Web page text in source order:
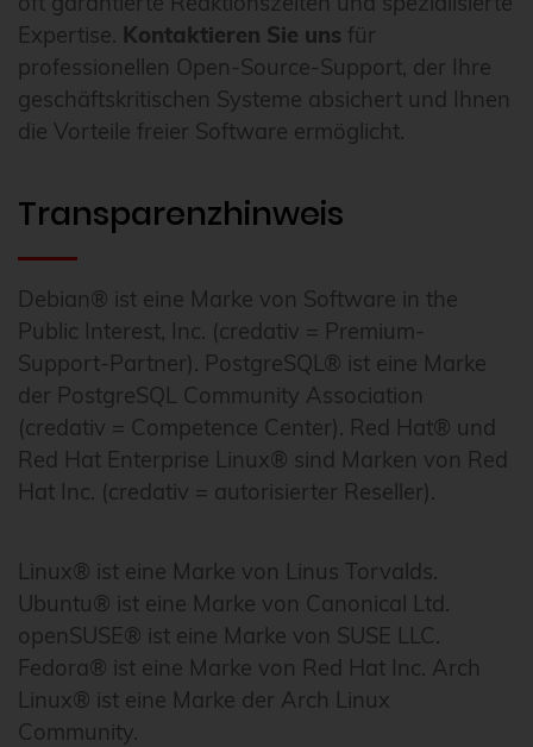
Expertise. Kontaktieren Sie uns für
professionellen Open-Source-Support, der Ihre
geschäftskritischen Systeme absichert und Ihnen
die Vorteile freier Software ermöglicht.
Transparenzhinweis
Debian® ist eine Marke von Software in the
Public Interest, Inc. (credativ = Premium-
Support-Partner). PostgreSQL® ist eine Marke
der PostgreSQL Community Association
(credativ = Competence Center). Red Hat® und
Red Hat Enterprise Linux® sind Marken von Red
Hat Inc. (credativ = autorisierter Reseller).
Linux® ist eine Marke von Linus Torvalds.
Ubuntu® ist eine Marke von Canonical Ltd.
openSUSE® ist eine Marke von SUSE LLC.
Fedora® ist eine Marke von Red Hat Inc. Arch
Linux® ist eine Marke der Arch Linux
Community.